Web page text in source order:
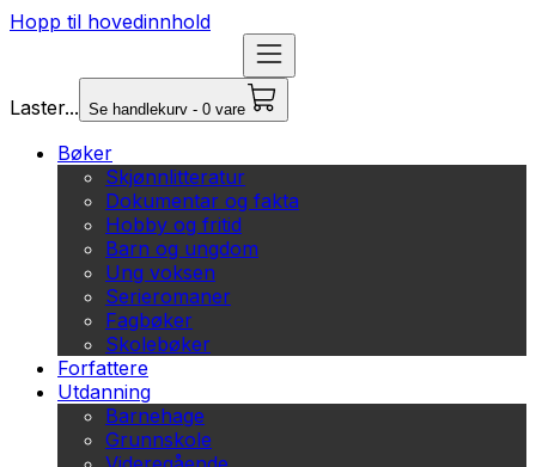
Hopp til hovedinnhold
Laster... Se handlekurv - 0 vare
Bøker
Skjønnlitteratur
Dokumentar og fakta
Hobby og fritid
Barn og ungdom
Ung voksen
Serieromaner
Fagbøker
Skolebøker
Forfattere
Utdanning
Barnehage
Grunnskole